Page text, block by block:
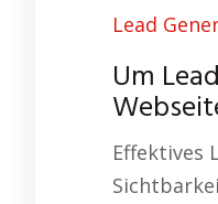
Lead
Um
Effektives